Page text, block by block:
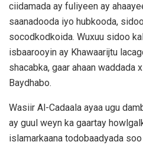
ciidamada ay fuliyeen ay
saanadooda iyo hubkooda,
socodkodkoida. Wuxuu sidoo
isbaarooyin ay Khawaarijtu
shacabka, gaar ahaan waddada
Baydhabo.
Wasiir Al-Cadaala ayaa ugu
ay guul weyn ka gaartay
islamarkaana todobaadyada